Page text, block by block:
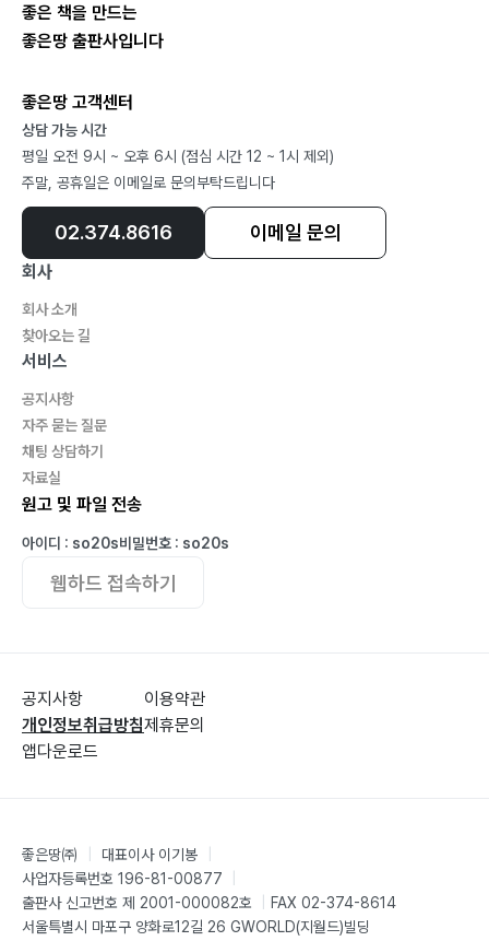
좋은 책을 만드는
좋은땅 출판사입니다
좋은땅 고객센터
상담 가능 시간
평일 오전 9시 ~ 오후 6시 (점심 시간 12 ~ 1시 제외)
주말, 공휴일은 이메일로 문의부탁드립니다
02.374.8616 이메일 문의
회사
회사 소개
찾아오는 길
서비스
공지사항
자주 묻는 질문
채팅 상담하기
자료실
원고 및 파일 전송
아이디 : so20s비밀번호 : so20s
웹하드 접속하기
공지사항
개인정보취급방침
앱다운로드
이용약관
제휴문의
좋은땅㈜ 대표이사 이기봉
사업자등록번호 196-81-00877
출판사 신고번호 제 2001-000082호
FAX 02-374-8614
서울특별시 마포구 양화로12길 26 GWORLD(지월드)빌딩